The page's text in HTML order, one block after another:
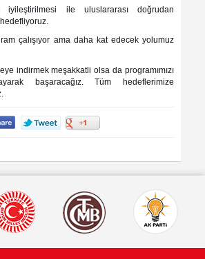
iyileştirilmesi ile uluslararası doğrudan
hedefliyoruz.
çalışıyor ama daha kat edecek yolumuz
indirmek meşakkatli olsa da programımızı
başaracağız. Tüm hedeflerimize